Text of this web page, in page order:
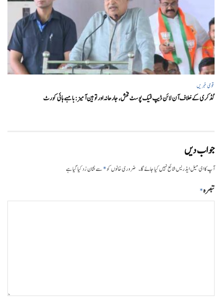
قومی خبریں
گڈکری کے خلاف آن لائن ڈیپ فیک پوسٹ فحش، جارحانہ اور توہین آمیز:بامبے ہائی کورٹ
جواب دیں
آپ کا ای میل ایڈریس شائع نہیں کیا جائے گا۔ ضروری خانوں کو*سے نشان زد کیا گیا ہے
تبصرہ*